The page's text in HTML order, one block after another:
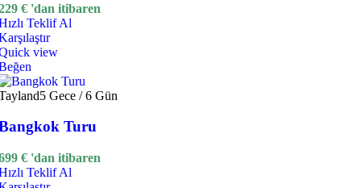
€ 'dan itibaren
Teklif Al
view
5 Gece / 6 Gün
Turu
€ 'dan itibaren
Teklif Al